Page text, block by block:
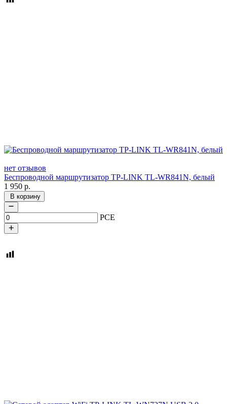
нет отзывов
Беспроводной маршрутизатор TP-LINK TL-WR841N, белый
1 950 р.
В корзину
PCE